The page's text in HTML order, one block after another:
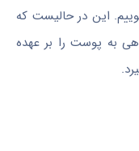
این در حالیست که
به پوست را بر عهده